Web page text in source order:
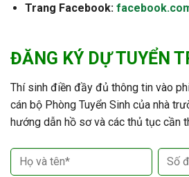
Trang Facebook:
ĐĂNG KÝ DỰ TUYỂN
Thí sinh điền đầy đủ thông tin vào
cán bộ Phòng Tuyển Sinh của nhà
hướng dẫn hồ sơ và các thủ tục cần